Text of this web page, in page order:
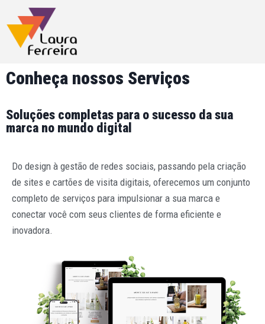
Conheça nossos Serviços
Soluções completas para o sucesso da sua
marca no mundo digital
Do design à gestão de redes sociais, passando pela criação
de sites e cartões de visita digitais, oferecemos um conjunto
completo de serviços para impulsionar a sua marca e
conectar você com seus clientes de forma eficiente e
inovadora.